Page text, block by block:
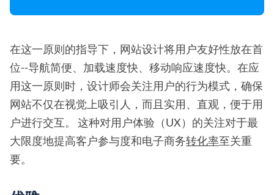
在这一原则的指导下，网站设计将用户友好性放在首
位--导航简便、加载速度快、移动响应速度快。在应
用这一原则时，设计师会关注用户的行为模式，确保
网站不仅在视觉上吸引人，而且实用、直观，便于用
户进行交互。 这种对用户体验（UX）的关注对于最
大限度地提高客户参与度和电子商务转化率至关重
要。